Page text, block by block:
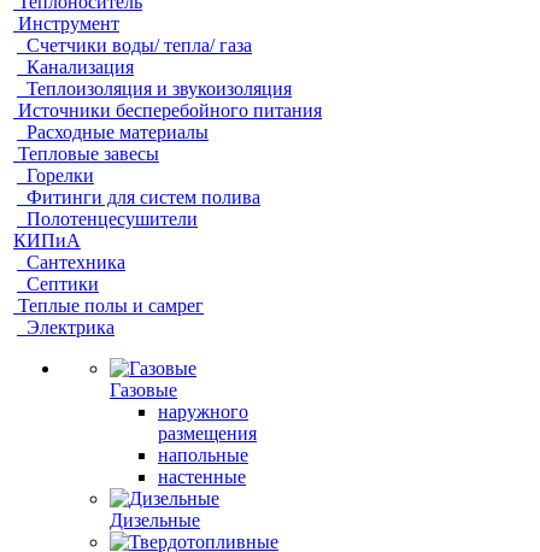
Инструмент
Счетчики воды/ тепла/ газа
Канализация
Теплоизоляция и звукоизоляция
Источники бесперебойного питания
Расходные материалы
Тепловые завесы
Горелки
Фитинги для систем полива
Полотенцесушители
КИПиА
Сантехника
Септики
Теплые полы и самрег
Электрика
Газовые
наружного
размещения
напольные
настенные
Дизельные